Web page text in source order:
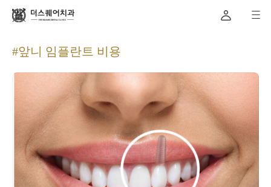
#앞니 임플란트 비용